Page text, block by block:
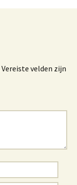
Vereiste velden zijn